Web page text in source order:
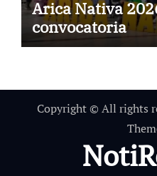
Arica Nativa
convocatoria
Copyright © All rights